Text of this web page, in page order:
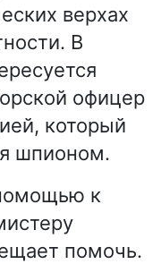
верхах
В
офицер
который
шпионом.
к
помочь.